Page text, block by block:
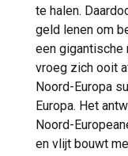
te halen.
geld lenen om
een gigantische
vroeg zich ooit
Noord-Europa
Europa. Het
Noord-
en vlijt bouwt